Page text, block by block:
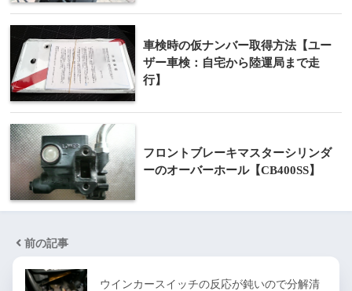
車検時の仮ナンバー取得方法【ユー
ザー車検：自宅から陸運局まで走
行】
フロントブレーキマスターシリンダ
ーのオーバーホール【CB400SS】
前の記事
ウインカースイッチの反応が鈍いので分解清